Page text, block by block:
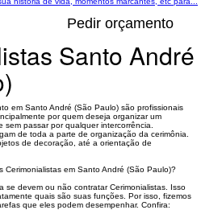
Pedir orçamento
Santo André
em Santo André (São Paulo) são profissionais
por quem deseja organizar um
passar por qualquer intercorrência.
de toda a parte de organização da cerimônia.
de decoração, até a orientação de
Cerimonialistas em Santo André (São Paulo)?
se devem ou não contratar Cerimonialistas. Isso
quais são suas funções. Por isso, fizemos
que eles podem desempenhar. Confira: